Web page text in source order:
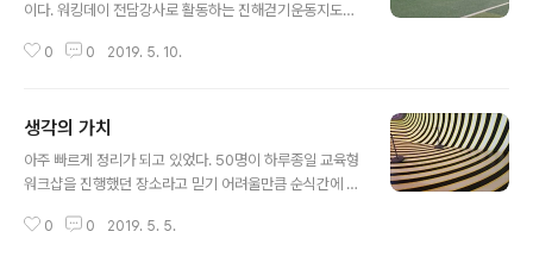
이다. 워킹데이 전담강사로 활동하는 진해걷기운동지도자
을 발견했다. # 마지막 사진 주목! 강사님 바로 앞에 걷고
0 0 2019. 5. 10.
생각의 가치
아주 빠르게 정리가 되고 있었다. 50명이 하루종일 교육형
워크샵을 진행했던 장소라고 믿기 어려울만큼 순식간에 깨
운 장면이 눈에 들어왔다. 교육에 참가한 시민들이 하루종
0 0 2019. 5. 5.